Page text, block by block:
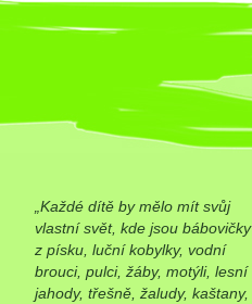
„Každé dítě by mělo mít svůj
vlastní svět, kde jsou bábovičky
z písku, luční kobylky, vodní
brouci, pulci, žáby, motýli, lesní
jahody, třešně, žaludy, kaštany,